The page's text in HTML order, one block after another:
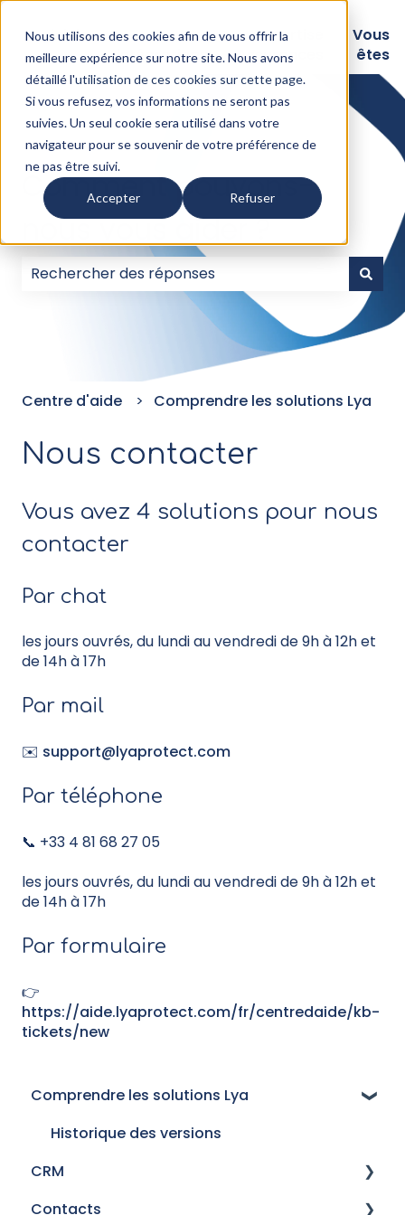
Nous utilisons des cookies afin de vous offrir la
meilleure expérience sur notre site. Nous avons
détaillé l'utilisation de ces cookies sur cette page.
Si vous refusez, vos informations ne seront pas
suivies. Un seul cookie sera utilisé dans votre
navigateur pour se souvenir de votre préférence de
ne pas être suivi.
Accepter Refuser
Logiciels
Nos
intégrations
Expertise
Assurances
Vous
êtes
Comment pouvons-
nous vous aider ?
Il n'y a aucune suggestion car le champ de
Centre d'aide Comprendre les solutions Lya
Nous contacter
Vous avez 4 solutions pour nous
contacter
Par chat
les jours ouvrés, du lundi au vendredi de 9h à 12h et
de 14h à 17h
Par mail
✉️ support@lyaprotect.com
Par téléphone
📞 +33 4 81 68 27 05
les jours ouvrés, du lundi au vendredi de 9h à 12h et
de 14h à 17h
Par formulaire
👉
https://aide.lyaprotect.com/fr/centredaide/kb-
tickets/new
Comprendre les solutions Lya
Historique des versions
CRM
Mails
Contacts